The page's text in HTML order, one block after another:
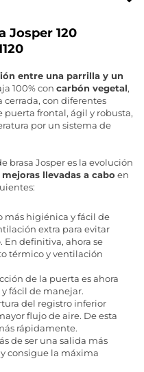
Josper 120
entre una parrilla y un
100% con carbón vegetal,
con diferentes
puerta frontal, ágil y robusta,
por un sistema de
brasa Josper es la evolución
mejoras llevadas a cabo en
más higiénica y fácil de
extra para evitar
En definitiva, ahora se
térmico y ventilación
de la puerta es ahora
fácil de manejar.
del registro inferior
flujo de aire. De esta
rápidamente.
de ser una salida más
consigue la máxima